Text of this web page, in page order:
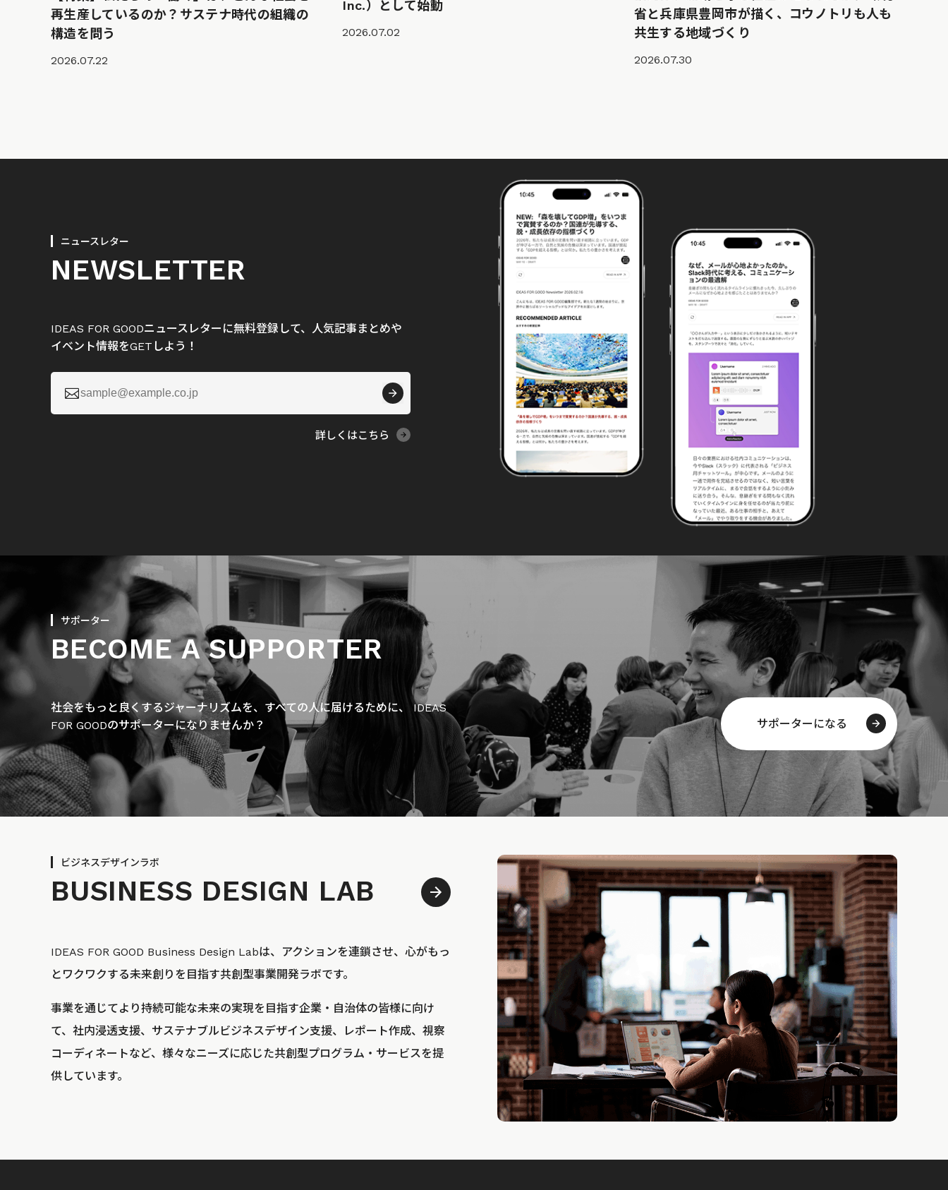
再生産しているのか？サステナ時代の組織の
構造を問う
2026.07.22
Inc.）として始動
2026.07.02
省と兵庫県豊岡市が描く、コウノトリも人も
共生する地域づくり
2026.07.30
ニュースレター
NEWSLETTER
IDEAS FOR GOODニュースレターに無料登録して、人気記事まとめや
イベント情報をGETしよう！

詳しくはこちら
サポーター
BECOME A SUPPORTER
社会をもっと良くするジャーナリズムを、すべての人に届けるために、 IDEAS
FOR GOODのサポーターになりませんか？
サポーターになる
ビジネスデザインラボ
BUSINESS DESIGN LAB
IDEAS FOR GOOD Business Design Labは、アクションを連鎖させ、心がもっ
とワクワクする未来創りを目指す共創型事業開発ラボです。
事業を通じてより持続可能な未来の実現を目指す企業・自治体の皆様に向け
て、社内浸透支援、サステナブルビジネスデザイン支援、レポート作成、視察
コーディネートなど、様々なニーズに応じた共創型プログラム・サービスを提
供しています。